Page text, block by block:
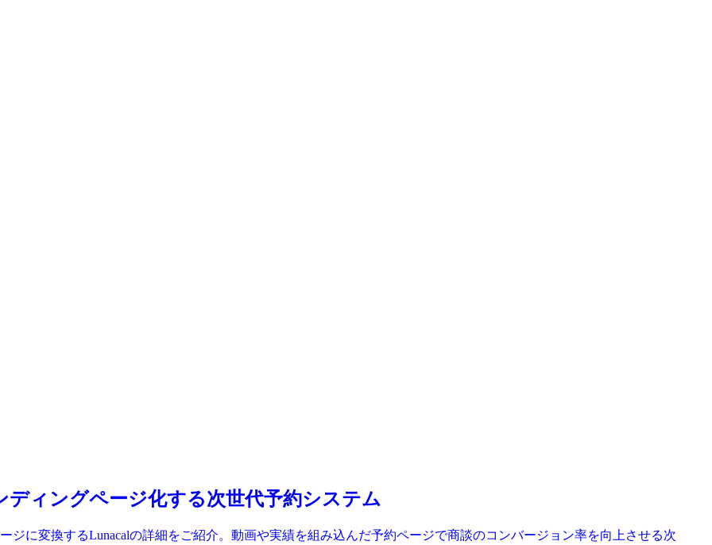
ィングページ化する次世代予約システム
ジに変換するLunacalの詳細をご紹介。動画や実績を組み込んだ予約ページで商談のコンバージョン率を向上させる次